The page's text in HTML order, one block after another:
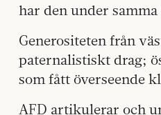
har den under
Generositeten från
paternalistiskt drag;
som fått överseende
AFD artikulerar och